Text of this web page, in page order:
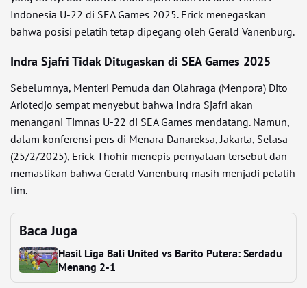
Indonesia U-22 di SEA Games 2025. Erick menegaskan
bahwa posisi pelatih tetap dipegang oleh Gerald Vanenburg.
Indra Sjafri Tidak Ditugaskan di SEA Games 2025
Sebelumnya, Menteri Pemuda dan Olahraga (Menpora) Dito
Ariotedjo sempat menyebut bahwa Indra Sjafri akan
menangani Timnas U-22 di SEA Games mendatang. Namun,
dalam konferensi pers di Menara Danareksa, Jakarta, Selasa
(25/2/2025), Erick Thohir menepis pernyataan tersebut dan
memastikan bahwa Gerald Vanenburg masih menjadi pelatih
tim.
Baca Juga
Hasil Liga Bali United vs Barito Putera: Serdadu
Menang 2-1